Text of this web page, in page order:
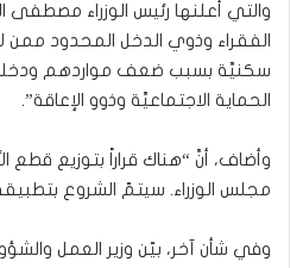
والتي أعلنها رئيس الوزراء
الفقراء وذوي الدخل المحدود ممن
سكنيَّة بسبب ضعف مواردهم
الحماية الاجتماعيَّة وذوو الإعاقة”.
وأضاف، أنَّ “هناك قراراً بتوزيع قطع
مجلس الوزراء. سيتمّ الشروع
وفي شأن آخر، بيّن وزير العمل